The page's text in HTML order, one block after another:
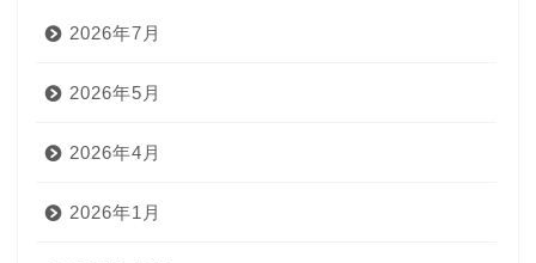
2026年7月
2026年5月
2026年4月
2026年1月